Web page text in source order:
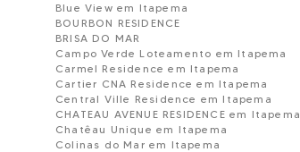
Blue View em Itapema
BOURBON RESIDENCE
BRISA DO MAR
Campo Verde Loteamento em Itapema
Carmel Residence em Itapema
Cartier CNA Residence em Itapema
Central Ville Residence em Itapema
CHATEAU AVENUE RESIDENCE em Itapema
Chatêau Unique em Itapema
Colinas do Mar em Itapema